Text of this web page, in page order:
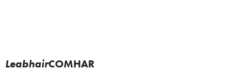
LeabhairCOMHAR